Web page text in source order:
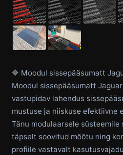
🔷 Moodul sissepääsumatt
Moodul sissepääsumatt
vastupidav lahendus
mustuse ja niiskuse efektiivne
Tänu modulaarsele süsteemile
täpselt soovitud mõõtu ning
profiile vastavalt